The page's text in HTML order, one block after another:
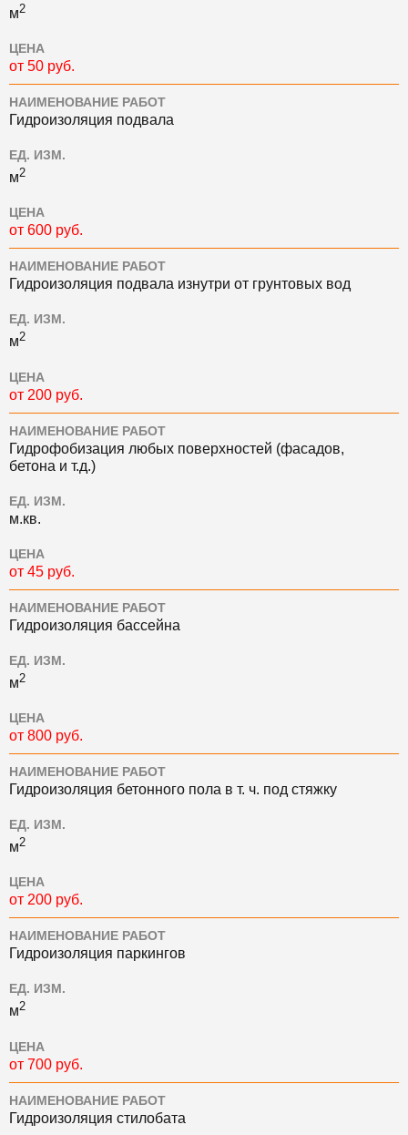
м2
ЦЕНА
от 50 руб.
НАИМЕНОВАНИЕ РАБОТ
Гидроизоляция подвала
ЕД. ИЗМ.
м2
ЦЕНА
от 600 руб.
НАИМЕНОВАНИЕ РАБОТ
Гидроизоляция подвала изнутри от грунтовых вод
ЕД. ИЗМ.
м2
ЦЕНА
от 200 руб.
НАИМЕНОВАНИЕ РАБОТ
Гидрофобизация любых поверхностей (фасадов,
бетона и т.д.)
ЕД. ИЗМ.
м.кв.
ЦЕНА
от 45 руб.
НАИМЕНОВАНИЕ РАБОТ
Гидроизоляция бассейна
ЕД. ИЗМ.
м2
ЦЕНА
от 800 руб.
НАИМЕНОВАНИЕ РАБОТ
Гидроизоляция бетонного пола в т. ч. под стяжку
ЕД. ИЗМ.
м2
ЦЕНА
от 200 руб.
НАИМЕНОВАНИЕ РАБОТ
Гидроизоляция паркингов
ЕД. ИЗМ.
м2
ЦЕНА
от 700 руб.
НАИМЕНОВАНИЕ РАБОТ
Гидроизоляция стилобата